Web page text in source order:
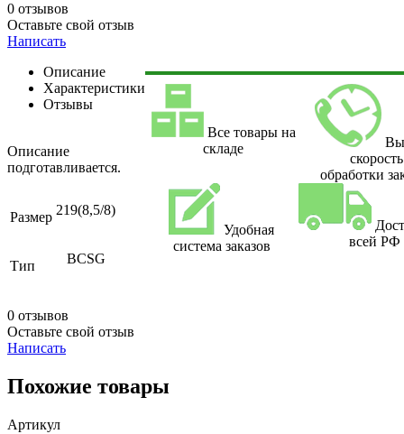
0 отзывов
Оставьте свой отзыв
Написать
Описание
Характеристики
Отзывы
Описание
подготавливается.
Размер 219(8,5/8)
Тип BCSG
0 отзывов
Оставьте свой отзыв
Написать
Все товары на
складе
скорость
обработки
Удобная
система заказов
всей РФ
Похожие товары
Артикул